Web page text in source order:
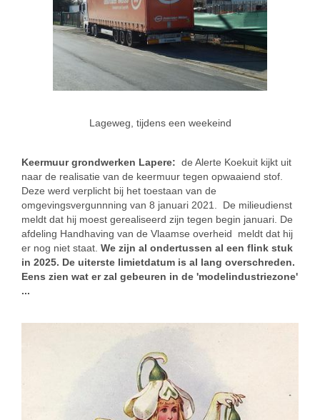
Lageweg, tijdens een weekeind
Keermuur grondwerken Lapere: de Alerte Koekuit kijkt uit
naar de realisatie van de keermuur tegen opwaaiend stof.
Deze werd verplicht bij het toestaan van de
omgevingsvergunnning van 8 januari 2021. De milieudienst
meldt dat hij moest gerealiseerd zijn tegen begin januari. De
afdeling Handhaving van de Vlaamse overheid meldt dat hij
er nog niet staat. We zijn al ondertussen al een flink stuk
in 2025. De uiterste limietdatum is al lang overschreden.
Eens zien wat er zal gebeuren in de 'modelindustriezone'
...